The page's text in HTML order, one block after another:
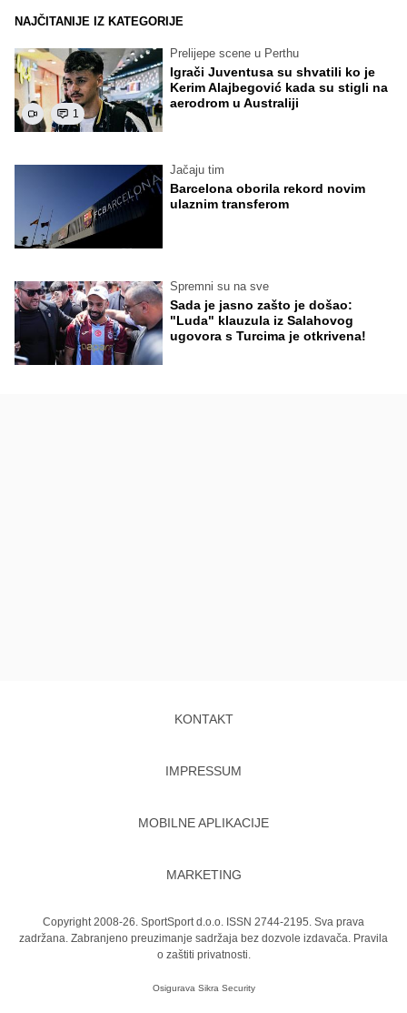
NAJČITANIJE IZ KATEGORIJE
1
Prelijepe scene u Perthu
Igrači Juventusa su shvatili ko je
Kerim Alajbegović kada su stigli na
aerodrom u Australiji
Jačaju tim
Barcelona oborila rekord novim
ulaznim transferom
Spremni su na sve
Sada je jasno zašto je došao:
"Luda" klauzula iz Salahovog
ugovora s Turcima je otkrivena!
KONTAKT
IMPRESSUM
MOBILNE APLIKACIJE
MARKETING
Copyright 2008-26. SportSport d.o.o. ISSN 2744-2195. Sva prava
zadržana. Zabranjeno preuzimanje sadržaja bez dozvole izdavača. Pravila
o zaštiti privatnosti.
Osigurava Sikra Security